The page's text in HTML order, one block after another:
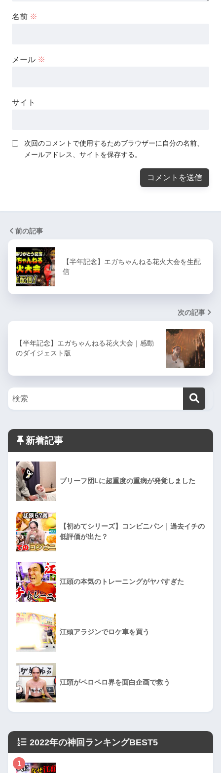
名前 ※
メール ※
サイト
次回のコメントで使用するためブラウザーに自分の名前、
メールアドレス、サイトを保存する。
前の記事
【半年記念】エガちゃんねる花火大会を生配
信
次の記事
【半年記念】エガちゃんねる花火大会｜感動
のダイジェスト版
新着記事
ブリーフ団Lに超重度の重病が発覚しました
【初めてシリーズ】コンビニパン｜過去イチの
低評価が出た？
江頭の本気のトレーニングがヤバすぎた
江頭アラジンでロケ車を買う
江頭がペロペロ界を面白企画で救う
2022年の神回ランキングBEST5
1